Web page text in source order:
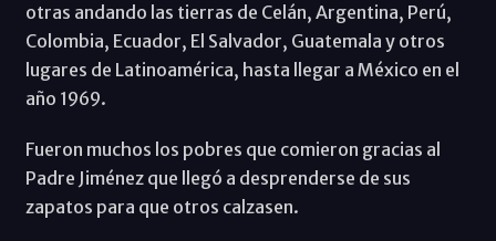
otras andando las tierras de Celán, Argentina, Perú,
Colombia, Ecuador, El Salvador, Guatemala y otros
lugares de Latinoamérica, hasta llegar a México en el
año 1969.
Fueron muchos los pobres que comieron gracias al
Padre Jiménez que llegó a desprenderse de sus
zapatos para que otros calzasen.